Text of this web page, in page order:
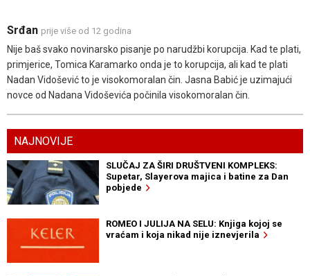
Srđan prije više od 12 godina
Nije baš svako novinarsko pisanje po narudžbi korupcija. Kad te plati,
primjerice, Tomica Karamarko onda je to korupcija, ali kad te plati
Nadan Vidošević to je visokomoralan čin. Jasna Babić je uzimajući
novce od Nadana Vidoševića počinila visokomoralan čin.
NAJNOVIJE
SLUČAJ ZA ŠIRI DRUŠTVENI KOMPLEKS:
Supetar, Slayerova majica i batine za Dan
pobjede
ROMEO I JULIJA NA SELU: Knjiga kojoj se
vraćam i koja nikad nije iznevjerila